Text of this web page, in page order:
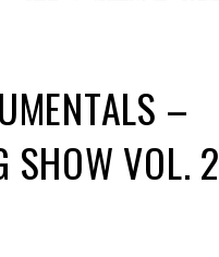
–
SHOW VOL. 2